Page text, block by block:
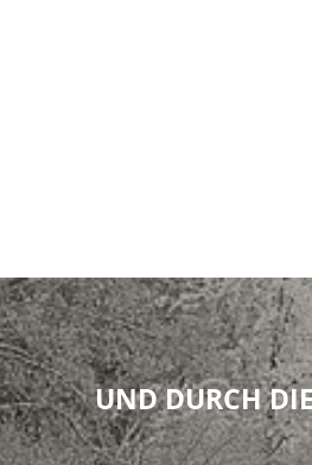
UND DURCH